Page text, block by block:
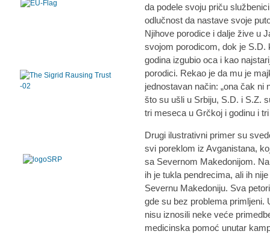
da podele svoju priču
odlučnost da nastave svoje
Njihove porodice i dalje žive u
svojom porodicom, dok je S.D.
godina izgubio oca i kao
porodici. Rekao je da mu je
jednostavan način: „ona čak ni
što su ušli u Srbiju, S.D. i S.Z.
tri meseca u Grčkoj i godinu i
Drugi ilustrativni primer su
svi poreklom iz Avganistana,
sa Severnom Makedonijom.
ih je tukla pendrecima, ali ih
Severnu Makedoniju. Sva
gde su bez problema primljeni.
nisu iznosili neke veće
medicinska pomoć unutar